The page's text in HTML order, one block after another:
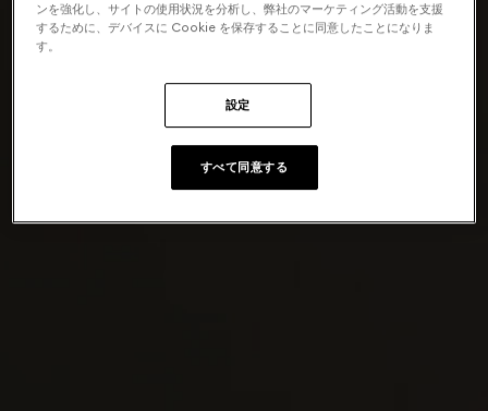
ンを強化し、サイトの使用状況を分析し、弊社のマーケティング活動を支援
するために、デバイスに Cookie を保存することに同意したことになりま
す。
設定
すべて同意する